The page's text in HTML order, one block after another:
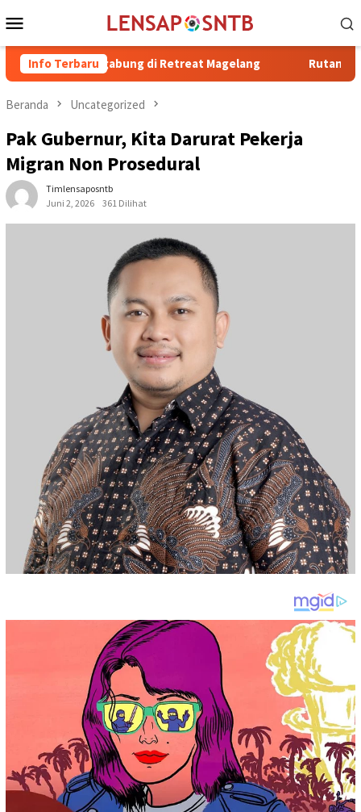
ke
Mobile
Info Terbaru
di Retreat Magelang Rutan Kelas IIB Raba
Beranda Uncategorized
Pak Gubernur, Kita Darurat Pekerja
Migran Non Prosedural
Timlensaposntb
Juni 2, 2026
361 Dilihat